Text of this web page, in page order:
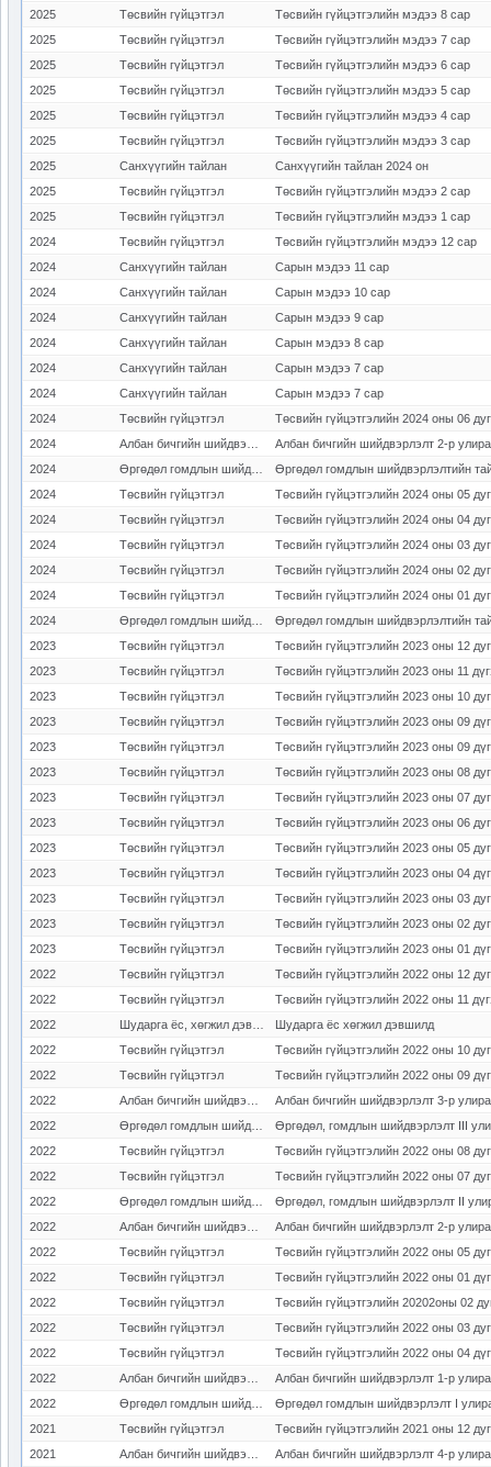
2025
Төсвийн гүйцэтгэл
Төсвийн гүйцэтгэлийн мэдээ 8 сар
2025
Төсвийн гүйцэтгэл
Төсвийн гүйцэтгэлийн мэдээ 7 сар
2025
Төсвийн гүйцэтгэл
Төсвийн гүйцэтгэлийн мэдээ 6 сар
2025
Төсвийн гүйцэтгэл
Төсвийн гүйцэтгэлийн мэдээ 5 сар
2025
Төсвийн гүйцэтгэл
Төсвийн гүйцэтгэлийн мэдээ 4 сар
2025
Төсвийн гүйцэтгэл
Төсвийн гүйцэтгэлийн мэдээ 3 сар
2025
Санхүүгийн тайлан
Санхүүгийн тайлан 2024 он
2025
Төсвийн гүйцэтгэл
Төсвийн гүйцэтгэлийн мэдээ 2 сар
2025
Төсвийн гүйцэтгэл
Төсвийн гүйцэтгэлийн мэдээ 1 сар
2024
Төсвийн гүйцэтгэл
Төсвийн гүйцэтгэлийн мэдээ 12 сар
2024
Санхүүгийн тайлан
Сарын мэдээ 11 сар
2024
Санхүүгийн тайлан
Сарын мэдээ 10 сар
2024
Санхүүгийн тайлан
Сарын мэдээ 9 сар
2024
Санхүүгийн тайлан
Сарын мэдээ 8 сар
2024
Санхүүгийн тайлан
Сарын мэдээ 7 сар
2024
Санхүүгийн тайлан
Сарын мэдээ 7 сар
2024
Төсвийн гүйцэтгэл
Төсвийн гүйцэтгэлийн 2024 оны 06
2024
Албан бичгийн шийдвэрлэлт 2-р
2024
Өргөдөл гомдлын шийдвэрлэлтийн
2024
Төсвийн гүйцэтгэл
Төсвийн гүйцэтгэлийн 2024 оны 05
2024
Төсвийн гүйцэтгэл
Төсвийн гүйцэтгэлийн 2024 оны 04
2024
Төсвийн гүйцэтгэл
Төсвийн гүйцэтгэлийн 2024 оны 03
2024
Төсвийн гүйцэтгэл
Төсвийн гүйцэтгэлийн 2024 оны 02
2024
Төсвийн гүйцэтгэл
Төсвийн гүйцэтгэлийн 2024 оны 01
2024
Өргөдөл гомдлын шийдвэрлэлтийн
2023
Төсвийн гүйцэтгэл
Төсвийн гүйцэтгэлийн 2023 оны 12
2023
Төсвийн гүйцэтгэл
Төсвийн гүйцэтгэлийн 2023 оны 11
2023
Төсвийн гүйцэтгэл
Төсвийн гүйцэтгэлийн 2023 оны 10
2023
Төсвийн гүйцэтгэл
Төсвийн гүйцэтгэлийн 2023 оны 09
2023
Төсвийн гүйцэтгэл
Төсвийн гүйцэтгэлийн 2023 оны 09
2023
Төсвийн гүйцэтгэл
Төсвийн гүйцэтгэлийн 2023 оны 08
2023
Төсвийн гүйцэтгэл
Төсвийн гүйцэтгэлийн 2023 оны 07
2023
Төсвийн гүйцэтгэл
Төсвийн гүйцэтгэлийн 2023 оны 06
2023
Төсвийн гүйцэтгэл
Төсвийн гүйцэтгэлийн 2023 оны 05
2023
Төсвийн гүйцэтгэл
Төсвийн гүйцэтгэлийн 2023 оны 04
2023
Төсвийн гүйцэтгэл
Төсвийн гүйцэтгэлийн 2023 оны 03
2023
Төсвийн гүйцэтгэл
Төсвийн гүйцэтгэлийн 2023 оны 02
2023
Төсвийн гүйцэтгэл
Төсвийн гүйцэтгэлийн 2023 оны 01
2022
Төсвийн гүйцэтгэл
Төсвийн гүйцэтгэлийн 2022 оны 12
2022
Төсвийн гүйцэтгэл
Төсвийн гүйцэтгэлийн 2022 оны 11
2022
Шударга ёс хөгжил дэвшилд
2022
Төсвийн гүйцэтгэл
Төсвийн гүйцэтгэлийн 2022 оны 10
2022
Төсвийн гүйцэтгэл
Төсвийн гүйцэтгэлийн 2022 оны 09
2022
Албан бичгийн шийдвэрлэлт 3-р
2022
Өргөдөл, гомдлын шийдвэрлэлт III
2022
Төсвийн гүйцэтгэл
Төсвийн гүйцэтгэлийн 2022 оны 08
2022
Төсвийн гүйцэтгэл
Төсвийн гүйцэтгэлийн 2022 оны 07
2022
Өргөдөл, гомдлын шийдвэрлэлт II
2022
Албан бичгийн шийдвэрлэлт 2-р
2022
Төсвийн гүйцэтгэл
Төсвийн гүйцэтгэлийн 2022 оны 05
2022
Төсвийн гүйцэтгэл
Төсвийн гүйцэтгэлийн 2022 оны 01
2022
Төсвийн гүйцэтгэл
2022
Төсвийн гүйцэтгэл
Төсвийн гүйцэтгэлийн 2022 оны 03
2022
Төсвийн гүйцэтгэл
Төсвийн гүйцэтгэлийн 2022 оны 04
2022
Албан бичгийн шийдвэрлэлт 1-р
2022
Өргөдөл гомдлын шийдвэрлэлт I
2021
Төсвийн гүйцэтгэл
Төсвийн гүйцэтгэлийн 2021 оны 12
2021
Албан бичгийн шийдвэрлэлт 4-р